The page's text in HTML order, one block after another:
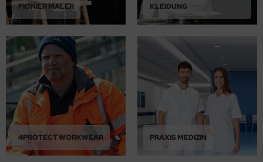
PIONIER MALER
KLEIDUNG
4PROTECT WORKWEAR PRAXIS MEDIZIN